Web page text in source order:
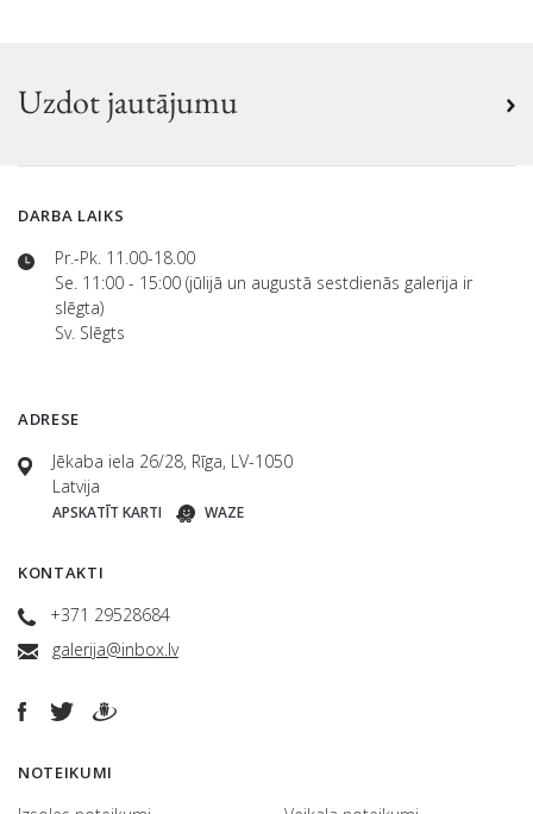
Uzdot jautājumu
DARBA LAIKS
Pr.-Pk. 11.00-18.00
Se. 11:00 - 15:00 (jūlijā un augustā sestdienās galerija ir
slēgta)
Sv. Slēgts
ADRESE
Jēkaba iela 26/28, Rīga, LV-1050
Latvija
APSKATĪT KARTI WAZE
KONTAKTI
+371 29528684
galerija@inbox.lv
NOTEIKUMI